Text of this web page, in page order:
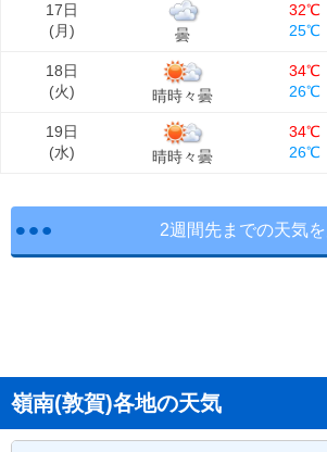
17日
(月) 曇
32℃
25℃
18日
(火) 晴時々曇
34℃
26℃
19日
(水) 晴時々曇
34℃
26℃
2週間先までの天気
嶺南(敦賀)各地の天気